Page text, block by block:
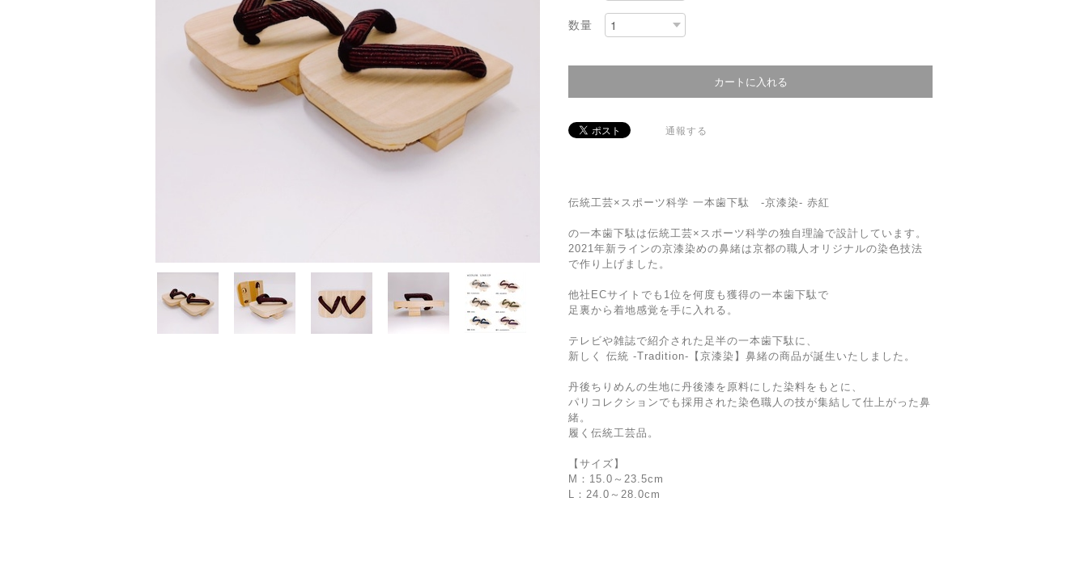
数量
通報する
伝統工芸×スポーツ科学 一本歯下駄 -京漆染- 赤紅
の一本歯下駄は伝統工芸×スポーツ科学の独自理論で設計しています。
2021年新ラインの京漆染めの鼻緒は京都の職人オリジナルの染色技法
で作り上げました。
他社ECサイトでも1位を何度も獲得の一本歯下駄で
足裏から着地感覚を手に入れる。
テレビや雑誌で紹介された足半の一本歯下駄に、
新しく 伝統 -Tradition-【京漆染】鼻緒の商品が誕生いたしました。
丹後ちりめんの生地に丹後漆を原料にした染料をもとに、
パリコレクションでも採用された染色職人の技が集結して仕上がった鼻
緒。
履く伝統工芸品。
【サイズ】
M：15.0～23.5cm
L：24.0～28.0cm